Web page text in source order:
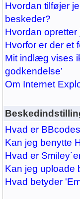
Hvordan tilføjer
beskeder?
Hvordan
Hvorfor er der et
Mit indlæg vises
godkendelse’
Om Internet
Hvad er
Kan jeg benytte
Hvad er
Kan jeg uploade
Hvad betyder